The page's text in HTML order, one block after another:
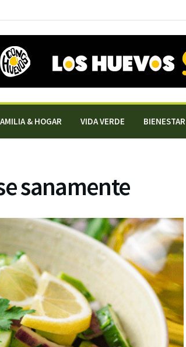
& HOGAR VIDA VERDE BIENESTAR
sanamente